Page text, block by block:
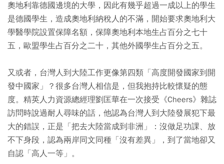
奧地利靠德國邊境的大學，因此有幾乎超過一成以上的學生
是德國學生，造成奧地利納稅人的不滿，開始要求奧地利大
學醫學院設置保障名額，保障奧地利本地生占百分之七十
五，歐盟學生占百分之二十，其他外國學生占百分之五。
又或者，台灣人到大陸工作更像第四類「高度開發國家到開
發中國家」？很多台灣人相信是，但我抱持比較懷疑的態
度。精英人力資源總經理劉匡華在一次接受《Cheers》雜誌
訪問時說過耐人尋味的話，他認為台灣人到大陸發展犯下最
大的錯誤，正是「把去大陸當成到非洲」：沒做足功課、放
不下身段，認為兩岸同文同種「沒有差異」，到了當地卻又
自認「高人一等」。